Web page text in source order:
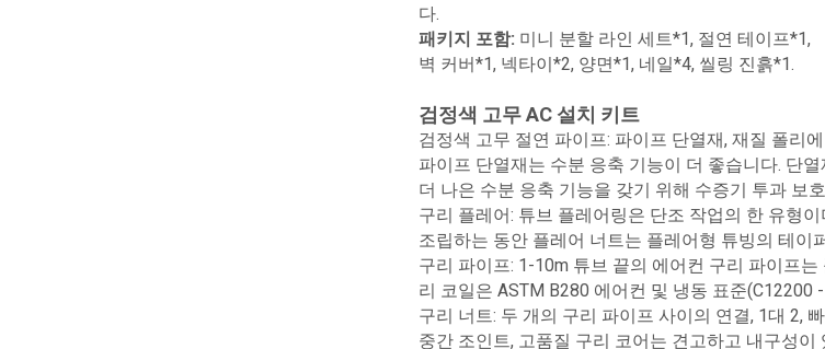
다.
패키지 포함: 미니 분할 라인 세트*1, 절연 테이프*1,
벽 커버*1, 넥타이*2, 양면*1, 네일*4, 씰링 진흙*1.
검정색 고무 AC 설치 키트
검정색 고무 절연 파이프: 파이프 단열재, 재질 폴리
파이프 단열재는 수분 응축 기능이 더 좋습니다. 단
더 나은 수분 응축 기능을 갖기 위해 수증기 투과 보
구리 플레어: 튜브 플레어링은 단조 작업의 한 유형
조립하는 동안 플레어 너트는 플레어형 튜빙의 테
구리 파이프: 1-10m 튜브 끝의 에어컨 구리 파이프
리 코일은 ASTM B280 에어컨 및 냉동 표준
구리 너트: 두 개의 구리 파이프 사이의 연결, 1대 2,
중간 조인트, 고품질 구리 코어는 견고하고 내구성